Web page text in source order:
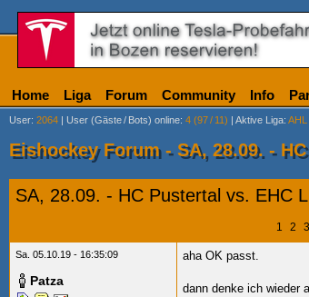
Home Liga Forum Community Info
User: 2064 | User (Gäste/ Bots) online: 4 (97/ 11) | Aktive Liga: AHL
Eishockey Forum - SA, 28.09. -
SA, 28.09. - HC Pustertal vs. EHC
1 2 3
Sa. 05.10.19 - 16:35:09
Patza
aha OK passt.
dann denke ich wieder